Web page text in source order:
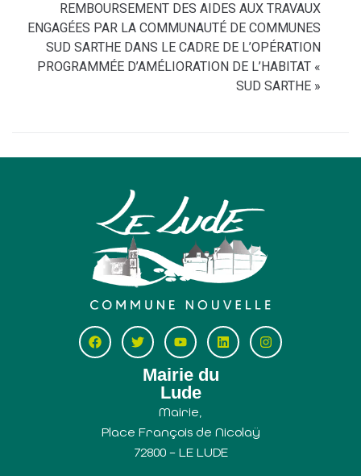
REMBOURSEMENT DES AIDES AUX TRAVAUX
ENGAGÉES PAR LA COMMUNAUTÉ DE COMMUNES
SUD SARTHE DANS LE CADRE DE L’OPÉRATION
PROGRAMMÉE D’AMÉLIORATION DE L’HABITAT «
SUD SARTHE »
Mairie du
Lude
Mairie,
Place François de Nicolaÿ
72800 – LE LUDE